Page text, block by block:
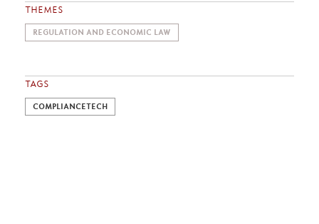
THEMES
REGULATION AND ECONOMIC LAW
TAGS
COMPLIANCETECH